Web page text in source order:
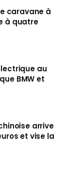
caravane à
à quatre
au
BMW et
arrive
et vise la